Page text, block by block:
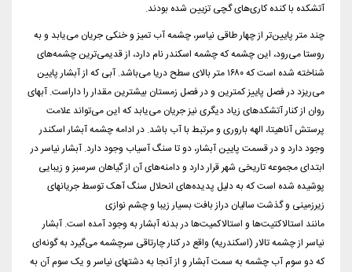
آتشکده با کنده کاری‌های گچی تزیین شده بودند.
چند متر پایین‌تر از چهار طاقی نیاسر، چشمه آب تمیز و خنکی جریان می‌یابد و به
روستا می‌رود، این چشمه که چشمه اسکندر نام دارد، از قدیمی‌ترین چشمه‌های
شناخته شده است که ۱۶۸۰ متر بالای سطح دریا می‌باشد. آبی که از آبشار پایین
می‌ریزد در فصل پاییز کمترین و در فصل زمستان بیشترین مقدار را داراست. آبهای
روان از کنار آتشکدهای زیاد دیگری نیز جریان می‌یابد که این می‌تواند علامت
پرستش آناهیتا، الهه باروری و مرتبط با آب باشد. در ادامه چشمه آبشار اسکندر
وجود دارد و در قسمت پایین آبشار، دو تا سنگ آسیاب وجود دارد. آبشار نیاسر در
ابتدای مجموعه تاریخی شهر قرار دارد و دامنه‌های آن از گیاهان سرسبز و زیبایی
پوشیده شده است که به دلیل پدیده‌های انحلال سنگ آهک توسط جریانهای
زیرزمینی و گذشت سالیان دراز بافت بسیار زیبا و چشم نوازی
مانند استالاکتیت‌ها و استالاکمیت‌ها در بدنه آبشار به وجود آمده است. آبشار
نیاسر از چشمه تالار (اسکندریه) واقع در کنار چارتاقی سرچشمه می‌گیرد به گونه‌ای
که دو سوم آب چشمه به سمت آبشار و از آنجا به دشتهای نیاسر و یک سوم آن به